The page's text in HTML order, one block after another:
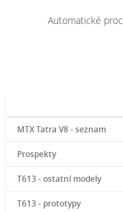
Automatické
MTX Tatra V8 - seznam
Prospekty
T613 - ostatní modely
T613 - prototypy